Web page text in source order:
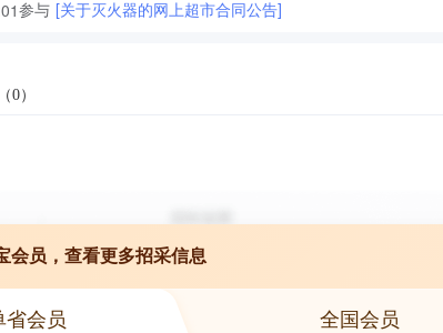
参与 [关于灭火器的网上超市合同公告]
（0）
会员，查看更多招采信息
省会员 全国会员